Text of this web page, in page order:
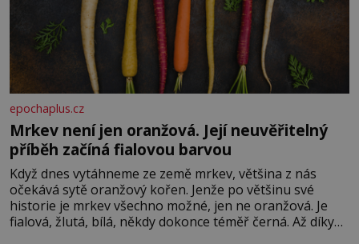
epochaplus.cz
Mrkev není jen oranžová. Její neuvěřitelný
příběh začíná fialovou barvou
Když dnes vytáhneme ze země mrkev, většina z nás
očekává sytě oranžový kořen. Jenže po většinu své
historie je mrkev všechno možné, jen ne oranžová. Je
fialová, žlutá, bílá, někdy dokonce téměř černá. Až díky